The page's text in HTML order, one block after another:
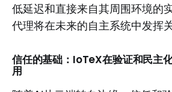
低延迟和直接来自其周围环境的
代理将在未来的自主系统中发挥
信任的基础：IoTeX在验证和民主
用